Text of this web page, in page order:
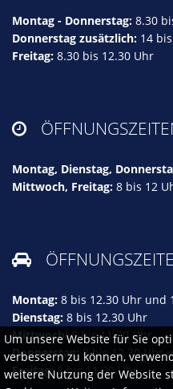
Montag - Donnerstag: 8.30
Donnerstag zusätzlich: 14
Freitag: 8.30 bis 12.30 Uhr

Montag, Dienstag,
Mittwoch, Freitag: 8 bis 12

Montag: 8 bis 12.30 Uhr und
Dienstag: 8 bis 12.30 Uhr
Mittwoch:8 bis 11.30 Uhr
Donnerstag: 8 bis 12.30 Uhr
Freitag:8 bis 11.30 Uhr
Um unsere Website für Sie
verbessern zu können,
weitere Nutzung der Website